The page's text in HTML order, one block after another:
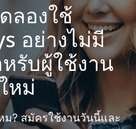
ลองใช้
อย่างไม่มี
รับผู้ใช้งาน
หม่
ม? สมัครใช้งานวันนี้และ